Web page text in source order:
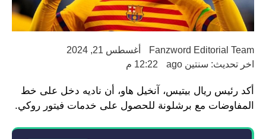
Fanzword Editorial Team
أغسطس 21, 2024
اخر تحديث: سنتين ago
12:22 م
أكد رئيس ريال بيتيس، آنخيل هاو، أن ناديه دخل على خط
المفاوضات مع برشلونة للحصول على خدمات فيتور روكي.